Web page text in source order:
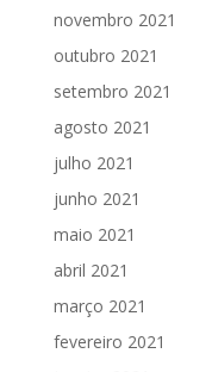
novembro 2021
outubro 2021
setembro 2021
agosto 2021
julho 2021
junho 2021
maio 2021
abril 2021
março 2021
fevereiro 2021